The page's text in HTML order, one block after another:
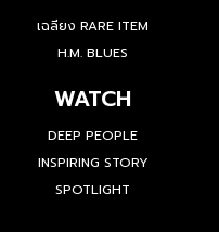
เฉลียง RARE ITEM
H.M. BLUES
WATCH
DEEP PEOPLE
INSPIRING STORY
SPOTLIGHT